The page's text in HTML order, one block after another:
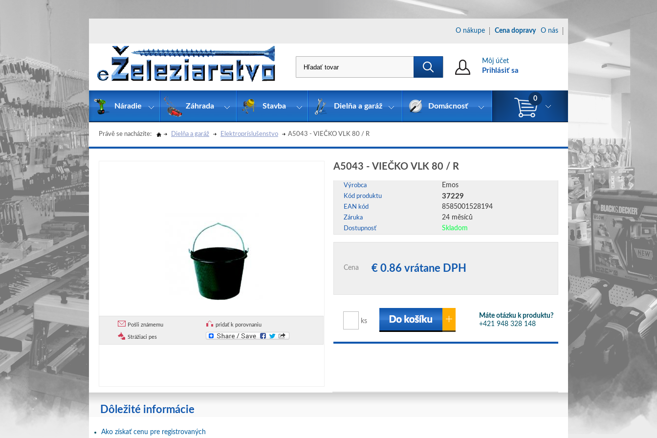
Právě se nacházíte: Dielňa a garáž Elektropríslušenstvo A5043 - VIEČKO VLK 80 / R
A5043 - VIEČKO VLK 80 / R
Výrobca Emos
Kód produktu 37229
EAN kód 8585001528194
Záruka 24 měsíců
Dostupnosť Skladom
Cena € 0.86 vrátane DPH
ks
Máte otázku k produktu?
+421 948 328 148
Pošli známemu pridať k porovnaniu
Strážiaci pes
Dôležité informácie
Ako získať cenu pre registrovaných
Môj účet
Prihlásiť sa
O nákupe Cena dopravy O nás
Náradie Záhrada Stavba Dielňa a garáž Domácnosť
0